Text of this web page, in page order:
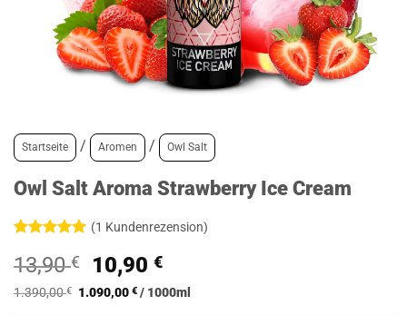
Startseite / Aromen / Owl Salt
Owl Salt Aroma Strawberry Ice Cream
mit5von
5, basierend
auf
(1 Kundenrezension)
13,90€
Ursprünglicher
Preis
10,90€Aktueller
Preis
1.390,00€ 1.090,00€ / 1000ml